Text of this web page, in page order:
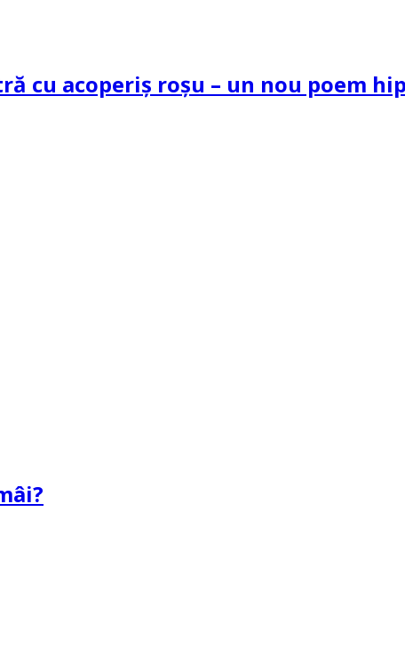
cu acoperiș roșu – un nou poem